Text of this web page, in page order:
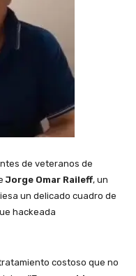
de veteranos de
Jorge Omar Raileff, un
un delicado cuadro de
hackeada
costoso que no